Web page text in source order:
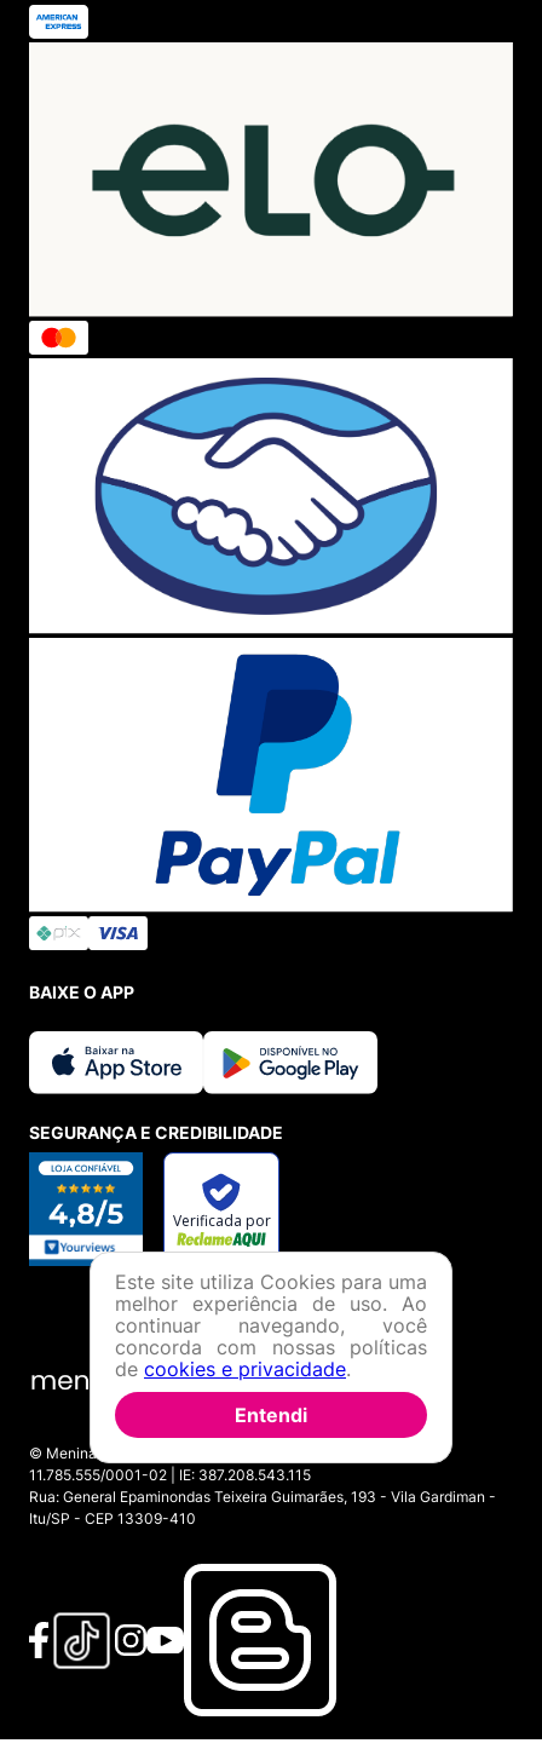
BAIXE O APP
SEGURANÇA E CREDIBILIDADE
© Menina Shoes Comércio de Modas Eireli - EPP CNPJ:
11.785.555/0001-02 | IE: 387.208.543.115
Rua: General Epaminondas Teixeira Guimarães, 193 - Vila Gardiman -
Itu/SP - CEP 13309-410
Este site utiliza Cookies para uma
melhor experiência de uso. Ao
continuar navegando, você
concorda com nossas políticas
de cookies e privacidade.
Entendi